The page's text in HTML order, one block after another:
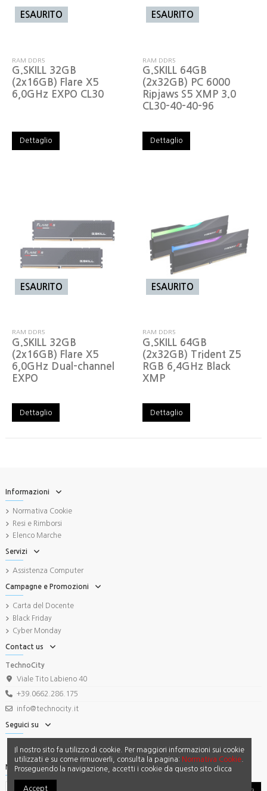
ESAURITO
RAM DDR5
G.SKILL 32GB
(2x16GB) Flare X5
6,0GHz EXPO CL30
Dettaglio
ESAURITO
RAM DDR5
G.SKILL 64GB
(2x32GB) PC 6000
Ripjaws S5 XMP 3.0
CL30-40-40-96
Dettaglio
ESAURITO
RAM DDR5
G.SKILL 32GB
(2x16GB) Flare X5
6,0GHz Dual-channel
EXPO
Dettaglio
ESAURITO
RAM DDR5
G.SKILL 64GB
(2x32GB) Trident Z5
RGB 6,4GHz Black
XMP
Dettaglio
Informazioni
Normativa Cookie
Resi e Rimborsi
Elenco Marche
Servizi
Assistenza Computer
Campagne e Promozioni
Carta del Docente
Black Friday
Cyber Monday
Contact us
TechnoCity
Viale Tito Labieno 40
+39.0662.286.175
info@technocity.it
Seguici su
Newsletter
Il nostro sito fa utilizzo di cookie. Per maggiori informazioni sui cookie
utilizzati e su come rimuoverli, consulta la pagina: Normativa Cookie.
Proseguendo la navigazione, accetti i cookie da questo sito clicca
Accept